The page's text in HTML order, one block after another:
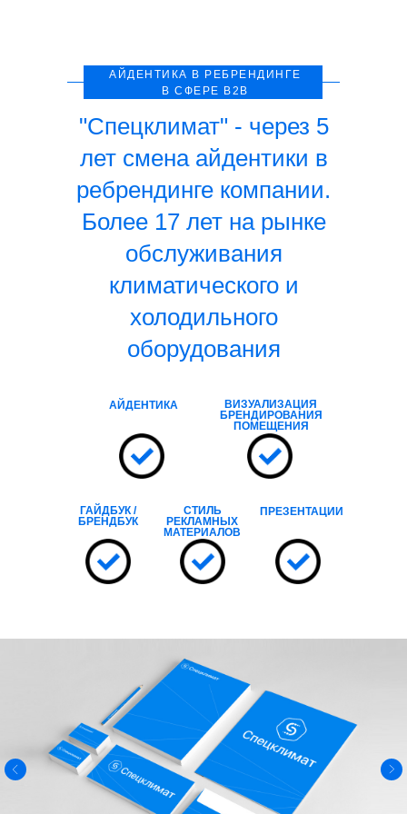
АЙДЕНТИКА В РЕБРЕНДИНГЕ
В СФЕРЕ B2B
"Спецклимат" - через 5
лет смена айдентики в
ребрендинге компании.
Более 17 лет на рынке
обслуживания
климатического и
холодильного
оборудования
ГАЙДБУК /
БРЕНДБУК
ВИЗУАЛИЗАЦИЯ
БРЕНДИРОВАНИЯ
ПОМЕЩЕНИЯ
СТИЛЬ
РЕКЛАМНЫХ
МАТЕРИАЛОВ
АЙДЕНТИКА
ПРЕЗЕНТАЦИИ